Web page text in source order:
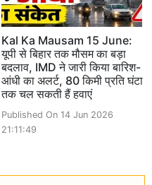
Kal Ka Mausam 15 June:
यूपी से बिहार तक मौसम का बड़ा
बदलाव, IMD ने जारी किया बारिश-
आंधी का अलर्ट, 80 किमी प्रति घंटा
तक चल सकती हैं हवाएं
Published On 14 Jun 2026
21:11:49